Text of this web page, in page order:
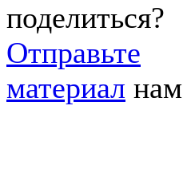
поделиться?
Отправьте
материал нам